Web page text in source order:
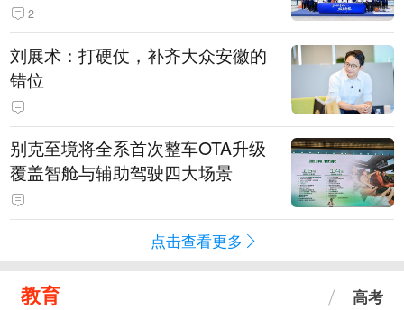
2
刘展术：打硬仗，补齐大众安徽的
错位
别克至境将全系首次整车OTA升级
覆盖智舱与辅助驾驶四大场景
点击查看更多
教育 高考